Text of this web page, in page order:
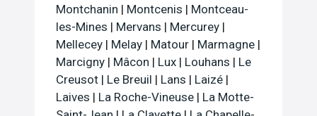
Montchanin | Montcenis | Montceau-
les-Mines | Mervans | Mercurey |
Mellecey | Melay | Matour | Marmagne |
Marcigny | Mâcon | Lux | Louhans | Le
Creusot | Le Breuil | Lans | Laizé |
Laives | La Roche-Vineuse | La Motte-